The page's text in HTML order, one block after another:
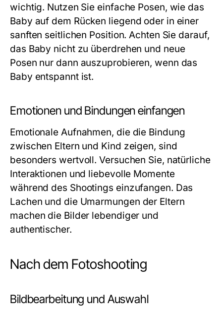
wichtig. Nutzen Sie einfache Posen, wie das
Baby auf dem Rücken liegend oder in einer
sanften seitlichen Position. Achten Sie darauf,
das Baby nicht zu überdrehen und neue
Posen nur dann auszuprobieren, wenn das
Baby entspannt ist.
Emotionen und Bindungen einfangen
Emotionale Aufnahmen, die die Bindung
zwischen Eltern und Kind zeigen, sind
besonders wertvoll. Versuchen Sie, natürliche
Interaktionen und liebevolle Momente
während des Shootings einzufangen. Das
Lachen und die Umarmungen der Eltern
machen die Bilder lebendiger und
authentischer.
Nach dem Fotoshooting
Bildbearbeitung und Auswahl